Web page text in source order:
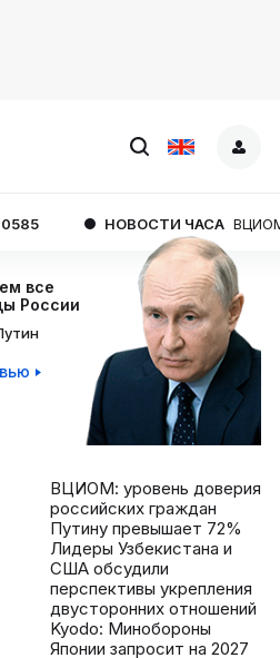
НОВОСТИ ЧАСА ВЦИОМ: уровень
все
России
ВЦИОМ: уровень доверия
российских граждан
Путину превышает 72%
Лидеры Узбекистана и
США обсудили
перспективы укрепления
двусторонних отношений
Kyodo: Минобороны
Японии запросит на 2027